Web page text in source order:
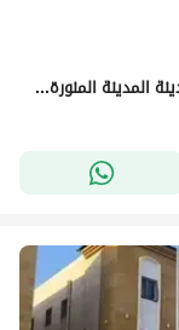
شقة للبيع في شارع طلحة الشاهد, حي الرانوناء, مدينة المدينة المنورة, منطقة المدينة المنورة